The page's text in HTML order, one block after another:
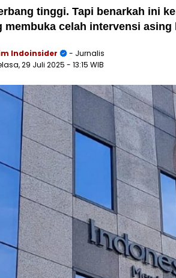
tinggi. Tapi benarkah ini
membuka celah intervensi
Indoinsider
- Jurnalis
29 Juli 2025 - 13:15 WIB